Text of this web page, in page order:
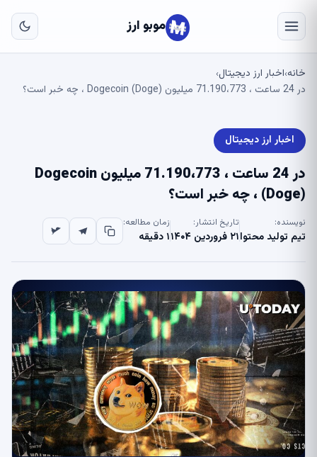
موبو ارز
خانه›اخبار ارز دیجیتال›
در 24 ساعت ، 71.190،773 میلیون Dogecoin (Doge) ، چه خبر است؟
اخبار ارز دیجیتال
در 24 ساعت ، 71.190،773 میلیون Dogecoin
(Doge) ، چه خبر است؟
نویسنده:
تیم تولید محتوا
تاریخ انتشار:
۲۱ فروردین ۱۴۰۴
زمان مطالعه:
۱ دقیقه